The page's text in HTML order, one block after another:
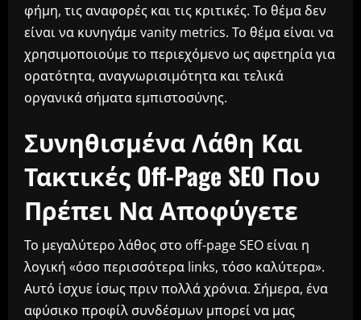
φήμη, τις αναφορές και τις κριτικές. Το θέμα δεν
είναι να κυνηγάμε vanity metrics. Το θέμα είναι να
χρησιμοποιούμε το περιεχόμενο ως αφετηρία για
ορατότητα, αναγνωρισιμότητα και τελικά
οργανικά σήματα εμπιστοσύνης.
Συνηθισμένα Λάθη Και
Τακτικές Off-Page SEO Που
Πρέπει Να Αποφύγετε
Το μεγαλύτερο λάθος στο off-page SEO είναι η
λογική «όσο περισσότερα links, τόσο καλύτερα».
Αυτό ίσχυε ίσως πριν πολλά χρόνια. Σήμερα, ένα
αφύσικο προφίλ συνδέσμων μπορεί να μας